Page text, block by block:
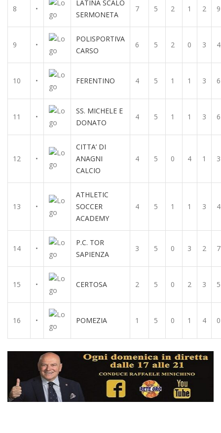
8 •
LATINA SCALO
SERMONETA
7 5 2 1 2 9
9 •
POLISPORTIVA
CARSO
6 5 2 0 3 4
10 • FERENTINO 4 5 1 1 3 6
11 •
SS. MICHELE E
DONATO
4 5 1 1 3 6
12 •
CITTA’ DI
ANAGNI
CALCIO
4 5 0 4 1 3
13 •
ATHLETIC
SOCCER
ACADEMY
4 5 1 1 3 4
14 •
P.C. TOR
SAPIENZA
3 5 0 3 2 7
15 • CERTOSA 2 5 0 2 3 5
16 • POMEZIA 1 5 0 1 4 0